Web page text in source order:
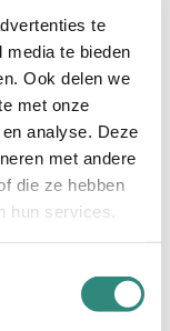
te
te bieden
Ook delen we
met onze
analyse. Deze
met andere
die ze hebben
hun services.
DPG Media
waar
en
kwaliteit